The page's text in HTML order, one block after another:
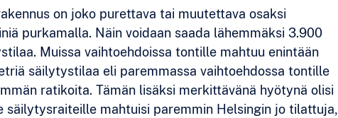
on joko purettava tai muutettava osaksi
purkamalla. Näin voidaan saada lähemmäksi 3.900
Muissa vaihtoehdoissa tontille mahtuu enintään
säilytystilaa eli paremmassa vaihtoehdossa tontille
ratikoita. Tämän lisäksi merkittävänä hyötynä olisi
säilytysraiteille mahtuisi paremmin Helsingin jo tilattuja,